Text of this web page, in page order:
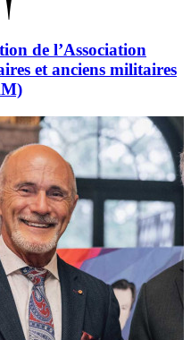
de l’Association
et anciens militaires